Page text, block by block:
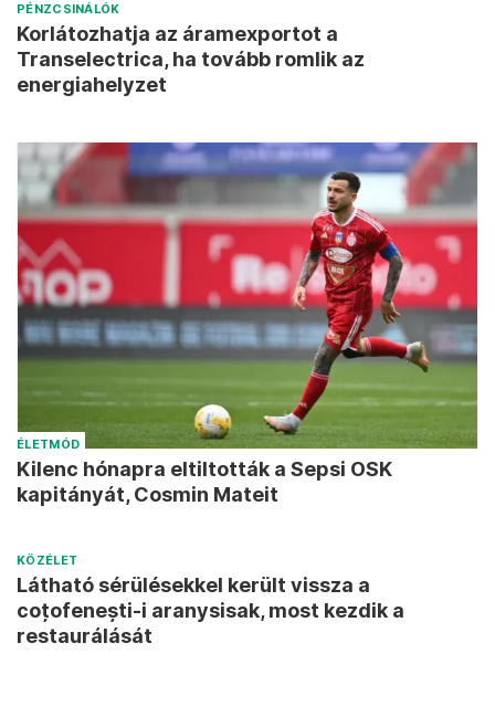
PÉNZCSINÁLÓK
Korlátozhatja az áramexportot a
Transelectrica, ha tovább romlik az
energiahelyzet
ÉLETMÓD
Kilenc hónapra eltiltották a Sepsi OSK
kapitányát, Cosmin Mateit
KÖZÉLET
Látható sérülésekkel került vissza a
coțofenești-i aranysisak, most kezdik a
restaurálását